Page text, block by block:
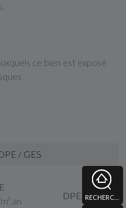
ce bien est exposé
/ GES
DPE